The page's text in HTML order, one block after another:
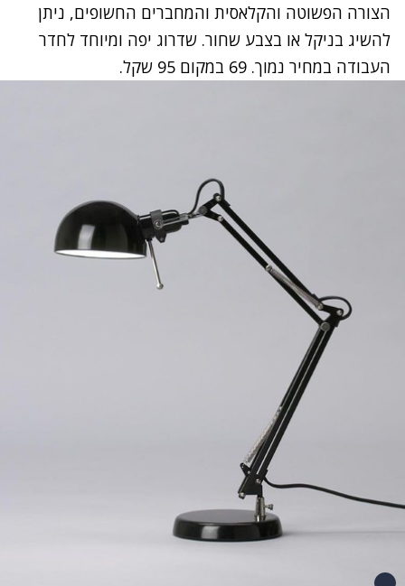
הצורה הפשוטה והקלאסית והמחברים החשופים, ניתן
להשיג בניקל או בצבע שחור. שדרוג יפה ומיוחד לחדר
העבודה במחיר נמוך. 69 במקום 95 שקל.